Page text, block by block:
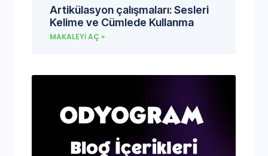
Artikülasyon çalışmaları: Sesleri
Kelime ve Cümlede Kullanma
MAKALEYI AÇ »